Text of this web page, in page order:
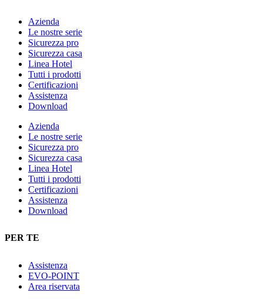
Azienda
Le nostre serie
Sicurezza pro
Sicurezza casa
Linea Hotel
Tutti i prodotti
Certificazioni
Assistenza
Download
Azienda
Le nostre serie
Sicurezza pro
Sicurezza casa
Linea Hotel
Tutti i prodotti
Certificazioni
Assistenza
Download
PER TE
Assistenza
EVO-POINT
Area riservata